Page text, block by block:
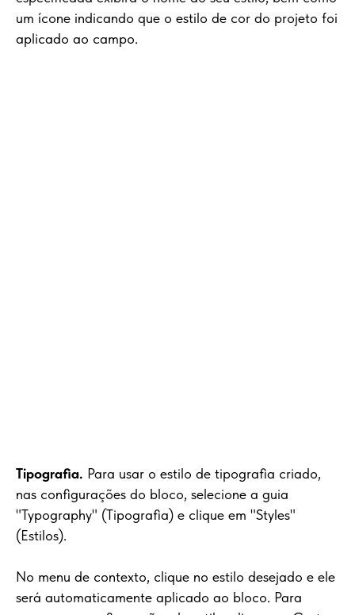
um ícone indicando que o estilo de cor do projeto foi
aplicado ao campo.
Tipografia. Para usar o estilo de tipografia criado,
nas configurações do bloco, selecione a guia
"Typography" (Tipografia) e clique em "Styles"
(Estilos).
No menu de contexto, clique no estilo desejado e ele
será automaticamente aplicado ao bloco. Para